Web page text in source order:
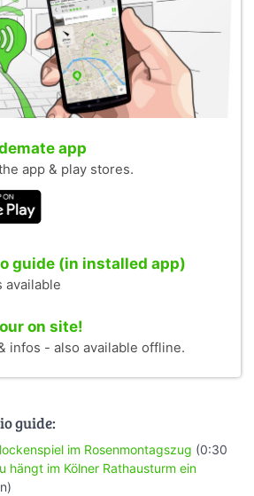
app
app & play stores.
guide (in installed app)
available
on site!
infos - also available offline.
guide:
im Rosenmontagszug (0:30
hängt im Kölner Rathausturm ein